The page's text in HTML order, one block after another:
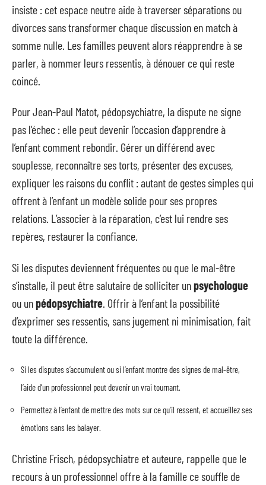
insiste : cet espace neutre aide à traverser séparations ou
divorces sans transformer chaque discussion en match à
somme nulle. Les familles peuvent alors réapprendre à se
parler, à nommer leurs ressentis, à dénouer ce qui reste
coincé.
Pour Jean-Paul Matot, pédopsychiatre, la dispute ne signe
pas l’échec : elle peut devenir l’occasion d’apprendre à
l’enfant comment rebondir. Gérer un différend avec
souplesse, reconnaître ses torts, présenter des excuses,
expliquer les raisons du conflit : autant de gestes simples qui
offrent à l’enfant un modèle solide pour ses propres
relations. L’associer à la réparation, c’est lui rendre ses
repères, restaurer la confiance.
Si les disputes deviennent fréquentes ou que le mal-être
s’installe, il peut être salutaire de solliciter unpsychologue
ou unpédopsychiatre . Offrir à l’enfant la possibilité
d’exprimer ses ressentis, sans jugement ni minimisation, fait
toute la différence.
Si les disputes s’accumulent ou si l’enfant montre des signes de mal-être,
l’aide d’un professionnel peut devenir un vrai tournant.
Permettez à l’enfant de mettre des mots sur ce qu’il ressent, et accueillez ses
émotions sans les balayer.
Christine Frisch, pédopsychiatre et auteure, rappelle que le
recours à un professionnel offre à la famille ce souffle de